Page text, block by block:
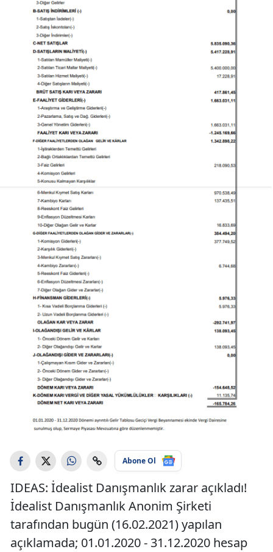
Abone Ol
IDEAS: İdealist Danışmanlık zarar açıkladı!
İdealist Danışmanlık Anonim Şirketi
tarafından bugün (16.02.2021) yapılan
açıklamada; 01.01.2020 - 31.12.2020 hesap